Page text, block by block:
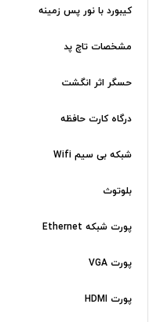
کیبورد با نور پس زمینه
مشخصات تاچ پد
حسگر اثر انگشت
درگاه کارت حافظه
شبکه بی سیم Wifi
بلوتوث
پورت شبکه Ethernet
پورت VGA
پورت HDMI